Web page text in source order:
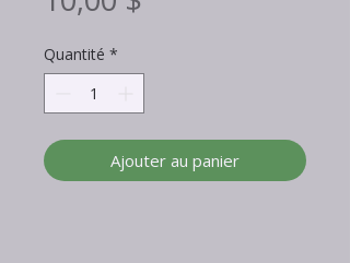
Quantité *
Ajouter au panier